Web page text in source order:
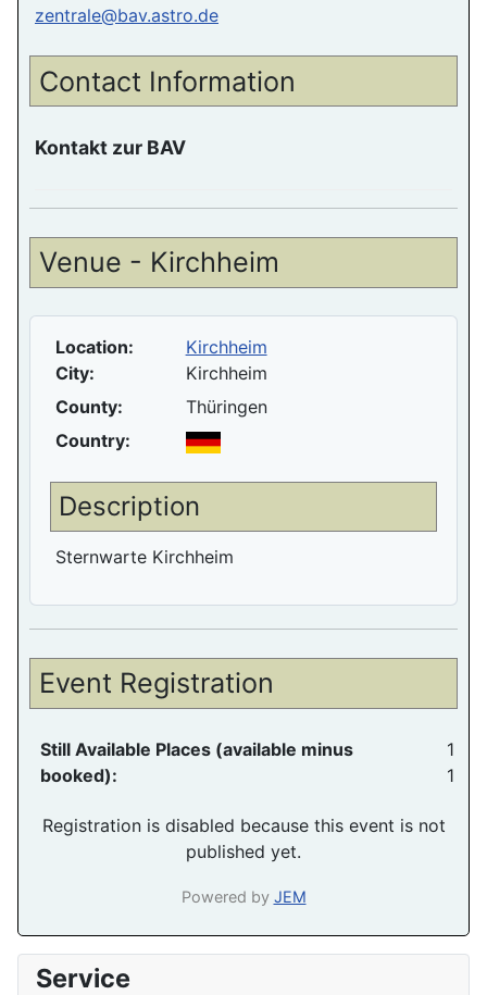
zentrale@bav.astro.de
Contact Information
Kontakt zur BAV
Venue - Kirchheim
Location:
Kirchheim
City:
Kirchheim
County:
Thüringen
Country:
Description
Sternwarte Kirchheim
Event Registration
Still Available Places (available minus
booked):
1
1
Registration is disabled because this event is not
published yet.
Powered by JEM
Service